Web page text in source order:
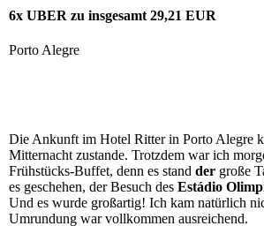
6x UBER zu insgesamt 29,21 EUR
Porto Alegre
Die Ankunft im Hotel Ritter in Porto Alegre
Mitternacht zustande. Trotzdem war ich
Frühstücks-Buffet, denn es stand der große
es geschehen, der Besuch des Estádio
Und es wurde großartig! Ich kam natürlich
Umrundung war vollkommen ausreichend.